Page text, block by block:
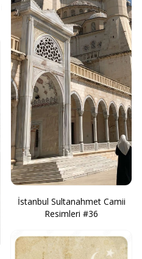
İstanbul Sultanahmet Camii
Resimleri #36